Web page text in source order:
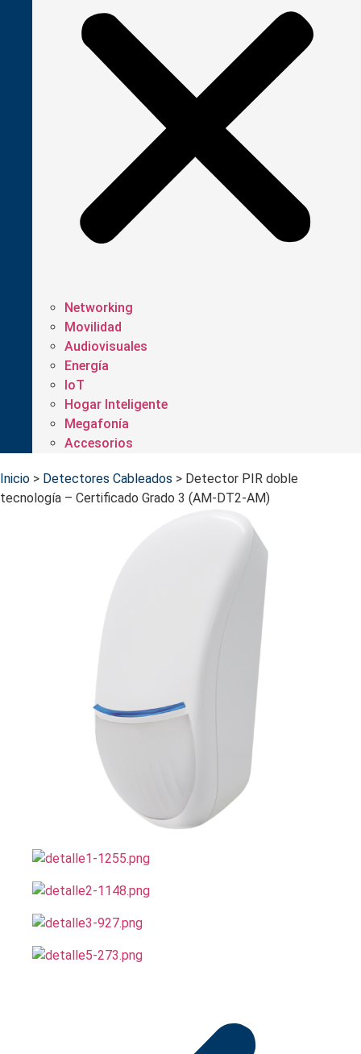
Networking
Movilidad
Audiovisuales
Energía
IoT
Hogar Inteligente
Megafonía
Accesorios
Inicio > Detectores Cableados > Detector PIR doble
tecnología – Certificado Grado 3 (AM-DT2-AM)